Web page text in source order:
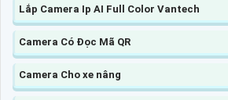
Lắp Camera Ip AI Full Color Vantech
Camera Có Đọc Mã QR
Camera Cho xe nâng